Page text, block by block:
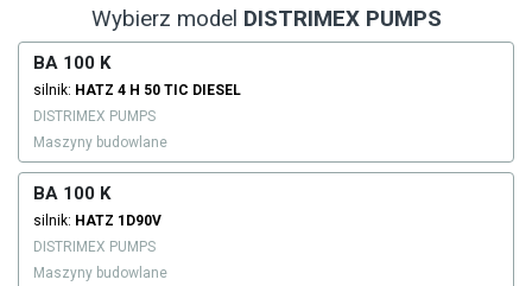
Wybierz model DISTRIMEX PUMPS
BA 100 K
silnik: HATZ 4 H 50 TIC DIESEL
DISTRIMEX PUMPS
Maszyny budowlane
BA 100 K
silnik: HATZ 1D90V
DISTRIMEX PUMPS
Maszyny budowlane